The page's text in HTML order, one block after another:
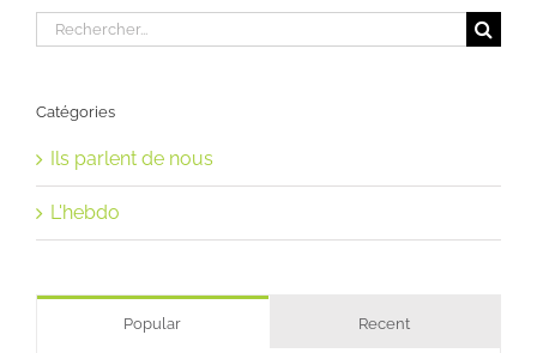
Rechercher:
Catégories
Ils parlent de nous
L'hebdo
Popular Recent